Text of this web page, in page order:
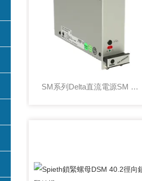
SM系列Delta直流電源SM 30-200輸出穩定性高